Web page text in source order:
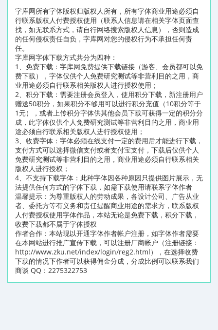
字库网所有字体版权归版权人所有，所有字体商业用途必须自
行联系版权人付费授权使用（联系人信息请在相关字体页面查
找，如无联系方式，请自行网络搜索版权人信息），否则造成
的任何侵权责任自负，字库网对您的侵权行为不承担任何责
任。
字库网字体下载方式共分为四种：
1、免费下载：字库网免费提供下载链接（游客、会员都可以免
费下载），字体仅供个人免费研究测试等非营利目的之用，商
业用途必须自行联系相关版权人进行授权使用；
2、积分下载：需要注册会员登入，使用积分下载，新注册用户
赠送50积分，如果积分不够用可以进行积分充值（10积分等于
1元），或者上传积分字体供其他会员下载可获得一定的积分分
成，此字体仅供个人免费研究测试等非营利目的之用，商业用
途必须自行联系相关版权人进行授权使用；
3、收费字体：字体必须在线支付一定的费用后才能进行下载，
支付方式可以选择微信支付或者支付宝支付，下载后仅供个人
免费研究测试等非营利目的之用，商业用途必须自行联系相关
版权人进行授权；
4、不支持下载字体：此种字体因各种原因只提供图片展示，无
法提供任何方式的字体下载，如需下载使用请联系字体作者
温馨提示：为尊重版权人的劳动成果，各设计公司、广告从业
者、委托方等有义务和责任提醒商业用途的需求方，联系版权
人付费授权使用字体作品，本站无论是免费下载，积分下载，
收费下载都不属于字体授权
作者合作：本站现以开通字体作者帐户注册，如字体作者需要
在本网站进行推广宣传下载，可以注册厂商帐户（注册链接：
http://www.zku.net/index/login/reg2.html），在选择收费
下载的情况下作者可以获得佣金分成，分成比例可以联系我们
商谈 QQ：2275322753